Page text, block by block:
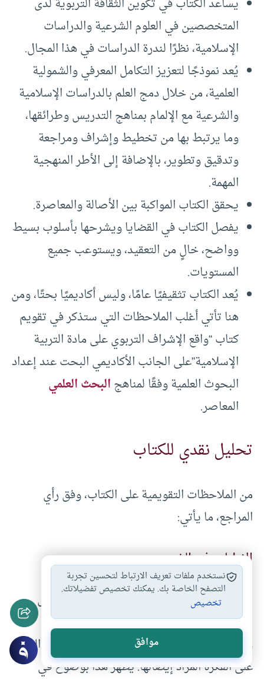
المتخصصين في العلوم الشرعية والدراسات
الإسلامية، نظرًا لندرة الدراسات في هذا المجال.
يُعد نموذجًا لتعزيز التكامل المعرفي والشمولية
العلمية، من خلال دمج العلم بالدراسات الإسلامية
والشرعية مع الإلمام بمناهج التدريس وطرائقها،
وما يرتبط بها من تخطيط وإشراف ومراجعة
وتدقيق وتطوير، بالإضافة إلى الأطر المنهجية
المهمة.
يحقق الكتاب المواكبة بين الأصالة والمعاصرة.
يفصل الكتاب في القضايا ويشرحها بأسلوب بسيط
وواضح، خالٍ من التعقيد، ويستوعب جميع
المستويات.
يُعد الكتاب تثقيفيًا عامًا، وليس أكاديميًا بحتًا، ومن
هنا تأتي أغلب الملاحظات التي ستذكر في تقويم
كتاب “واقع الإشراف التربوي على مادة التربية
الإسلامية”على الجانب الأكاديمي البحت عند إعداد
البحوث العلمية وفقًا لمناهجالبحث العلمي
المعاصر.
تحليل نقدي للكتاب
من الملاحظات التقويمية على الكتاب، وفق رأي
المراجع، ما يأتي:
الإطناب في الشرح
لوحظ الإطناب في الشرح، وكان بالإمكان إيصال
المعلومة بشكل أكثر اختصارًا، بعيدًا عن التكرار
والشرح المفصل الذي يمكن الاستغناء عنه دون التأثير
على الفكرة المراد إيصالها. يظهر هذا بوضوح في
نستخدم ملفات تعريف الارتباط لتحسين تجربة
التصفح الخاصة بك. يمكنك تخصيص تفضيلاتك.
تخصيص
موافق